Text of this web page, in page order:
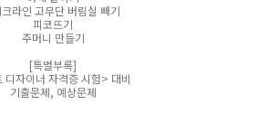
라인 고무단 버림실 빼기
피코뜨기
주머니 만들기
[특별부록]
디자이너 자격증 시험> 대비
기출문제, 예상문제